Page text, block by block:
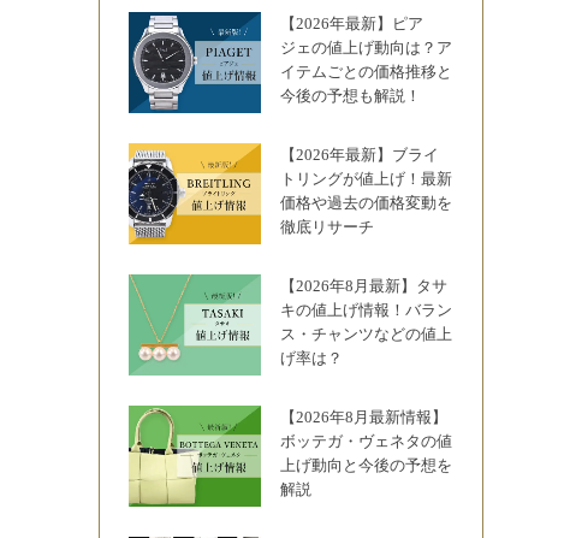
【2026年最新】ピア
ジェの値上げ動向は？ア
イテムごとの価格推移と
今後の予想も解説！
【2026年最新】ブライ
トリングが値上げ！最新
価格や過去の価格変動を
徹底リサーチ
【2026年8月最新】タサ
キの値上げ情報！バラン
ス・チャンツなどの値上
げ率は？
【2026年8月最新情報】
ボッテガ・ヴェネタの値
上げ動向と今後の予想を
解説